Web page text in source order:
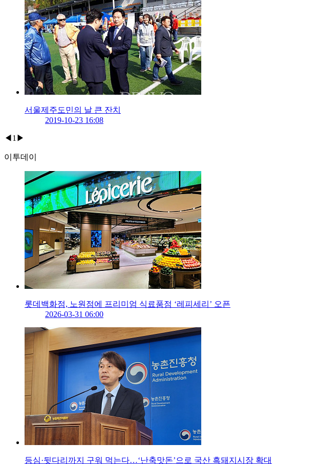
서울제주도민의 날 큰 잔치
2019-10-23 16:08
◀ 1 ▶
이투데이
롯데백화점, 노원점에 프리미엄 식료품점 ‘레피세리’ 오픈
2026-03-31 06:00
등심·뒷다리까지 구워 먹는다…‘난축맛돈’으로 국산 흑돼지시장 확대